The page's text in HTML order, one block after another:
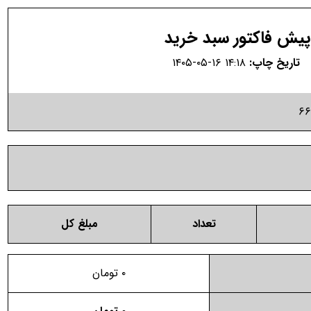
پیش فاکتور سبد خرید
تاریخ چاپ: ۱۴۰۵-۰۵-۱۶ ۱۴:۱۸
تعداد مبلغ کل
۰ تومان